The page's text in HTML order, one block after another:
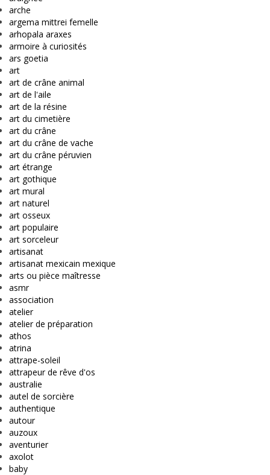
arche
argema mittrei femelle
arhopala araxes
armoire à curiosités
ars goetia
art
art de crâne animal
art de l'aile
art de la résine
art du cimetière
art du crâne
art du crâne de vache
art du crâne péruvien
art étrange
art gothique
art mural
art naturel
art osseux
art populaire
art sorceleur
artisanat
artisanat mexicain mexique
arts ou pièce maîtresse
asmr
association
atelier
atelier de préparation
athos
atrina
attrape-soleil
attrapeur de rêve d'os
australie
autel de sorcière
authentique
autour
auzoux
aventurier
axolot
baby